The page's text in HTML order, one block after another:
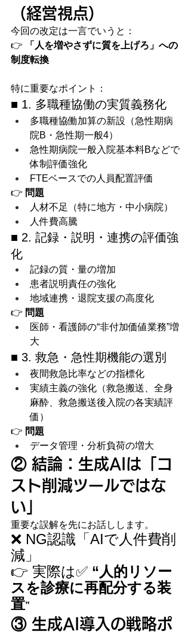
（経営視点）
今回の改定は一言でいうと：
👉
「人を増やさずに質を上げろ」への
制度転換
特に重要なポイント：
■ 1. 多職種協働の実質義務化
多職種協働加算の新設（急性期病
院B・急性期一般4）
急性期病院一般入院基本料Bなどで
体制評価強化
FTEベースでの人員配置評価
👉 問題
人材不足（特に地方・中小病院）
人件費高騰
■ 2. 記録・説明・連携の評価強
化
記録の質・量の増加
患者説明責任の強化
地域連携・退院支援の高度化
👉 問題
医師・看護師の“非付加価値業務”増
大
■ 3. 救急・急性期機能の選別
夜間救急比率などの指標化
実績主義の強化（救急搬送、全身
麻酔、救急搬送後入院の各実績評
価）
👉 問題
データ管理・分析負荷の増大
② 結論：生成AIは「コ
スト削減ツールではな
い」
重要な誤解を先にお話しします。
❌ NG認識「AIで人件費削
減」
👉 実際は✅ “人的リソー
スを診療に再配分する装
置”
③ 生成AI導入の戦略ポ